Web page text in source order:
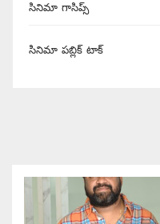
సినిమా గాసిప్స్
సినిమా పబ్లిక్ టాక్